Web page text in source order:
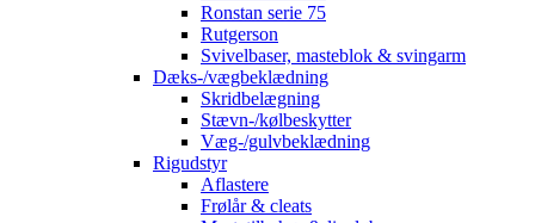
Ronstan serie 75
Rutgerson
Svivelbaser, masteblok & svingarm
Dæks-/vægbeklædning
Skridbelægning
Stævn-/kølbeskytter
Væg-/gulvbeklædning
Rigudstyr
Aflastere
Frølår & cleats